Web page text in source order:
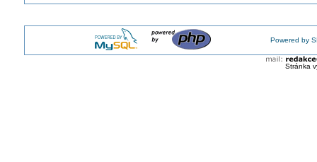
Powered by
Stránka